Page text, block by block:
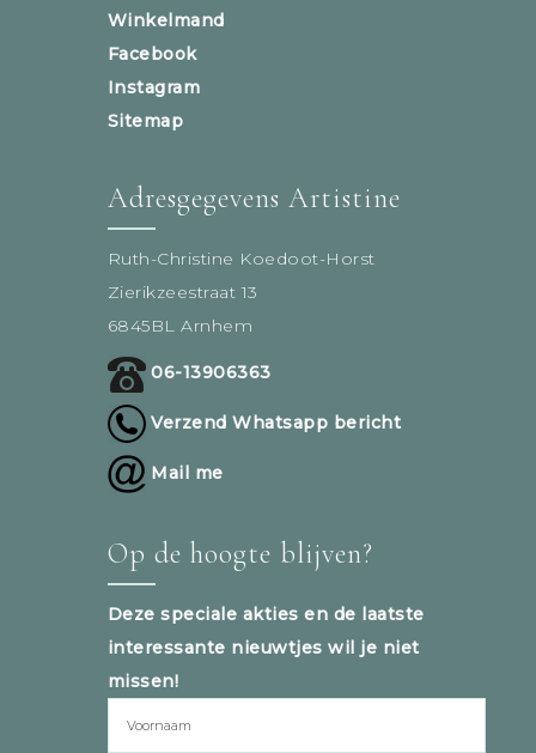
Winkelmand
Facebook
Instagram
Sitemap
Adresgegevens Artistine
Ruth-Christine Koedoot-Horst
Zierikzeestraat 13
6845BL Arnhem
06-13906363
Verzend Whatsapp bericht
Mail me
Op de hoogte blijven?
Deze speciale akties en de laatste
interessante nieuwtjes wil je niet
missen!